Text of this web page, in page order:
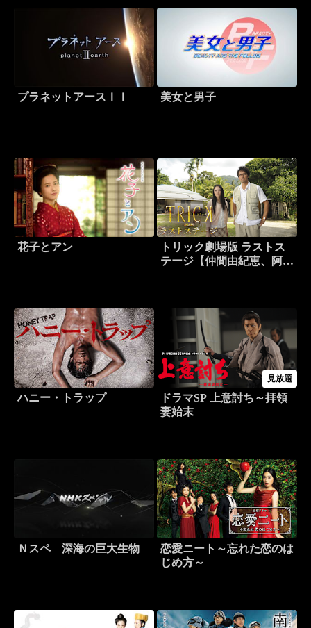
プラネットアースＩＩ 美女と男子
花子とアン
トリック劇場版 ラストス
テージ【仲間由紀恵、阿部
ハニー・トラップ
見放題
ドラマSP 上意討ち～拝領
妻始末
Ｎスペ 深海の巨大生物
恋愛ニート～忘れた恋のは
じめ方～